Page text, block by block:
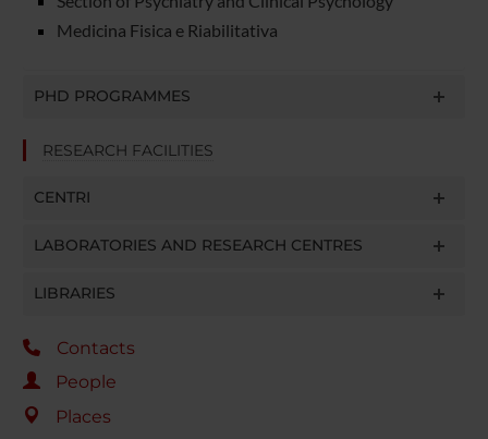
Medicina Fisica e Riabilitativa
PHD PROGRAMMES
RESEARCH FACILITIES
CENTRI
LABORATORIES AND RESEARCH CENTRES
LIBRARIES
Contacts
People
Places